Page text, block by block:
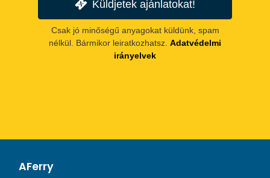
Küldjetek ajánlatokat!
Csak jó minőségű anyagokat küldünk, spam
nélkül. Bármikor leiratkozhatsz. Adatvédelmi
irányelvek
AFerry